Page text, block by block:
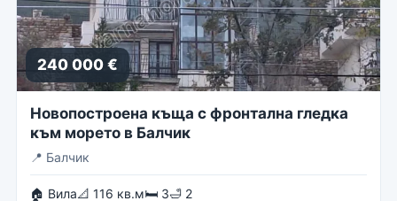
240 000 €
Новопостроена къща с фронтална гледка
към морето в Балчик
📍 Балчик
🏠 Вила📐 116 кв.м🛏 3🛁 2